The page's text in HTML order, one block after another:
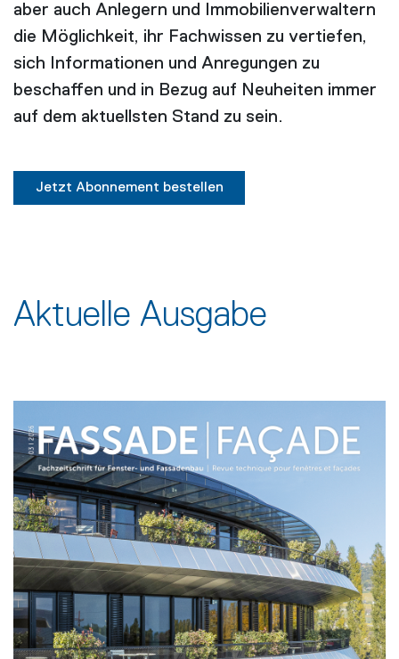
aber auch Anlegern und Immobilienverwaltern
die Möglichkeit, ihr Fachwissen zu vertiefen,
sich Informationen und Anregungen zu
beschaffen und in Bezug auf Neuheiten immer
auf dem aktuellsten Stand zu sein.
Jetzt Abonnement bestellen
Aktuelle Ausgabe